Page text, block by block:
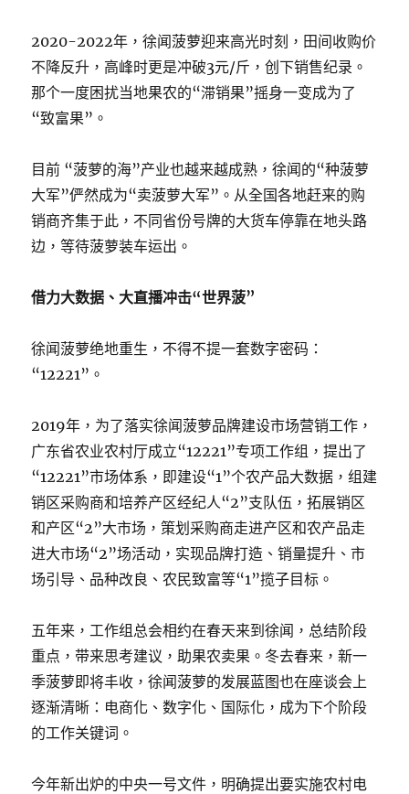
2020-2022年，徐闻菠萝迎来高光时刻，田间收购价
不降反升，高峰时更是冲破3元/斤，创下销售纪录。
那个一度困扰当地果农的“滞销果”摇身一变成为了
“致富果”。
目前 “菠萝的海”产业也越来越成熟，徐闻的“种菠萝
大军”俨然成为“卖菠萝大军”。从全国各地赶来的购
销商齐集于此，不同省份号牌的大货车停靠在地头路
边，等待菠萝装车运出。
借力大数据、大直播冲击“世界菠”
徐闻菠萝绝地重生，不得不提一套数字密码：
“12221”。
2019年，为了落实徐闻菠萝品牌建设市场营销工作，
广东省农业农村厅成立“12221”专项工作组，提出了
“12221”市场体系，即建设“1”个农产品大数据，组建
销区采购商和培养产区经纪人“2”支队伍，拓展销区
和产区“2”大市场，策划采购商走进产区和农产品走
进大市场“2”场活动，实现品牌打造、销量提升、市
场引导、品种改良、农民致富等“1”揽子目标。
五年来，工作组总会相约在春天来到徐闻，总结阶段
重点，带来思考建议，助果农卖果。冬去春来，新一
季菠萝即将丰收，徐闻菠萝的发展蓝图也在座谈会上
逐渐清晰：电商化、数字化、国际化，成为下个阶段
的工作关键词。
今年新出炉的中央一号文件，明确提出要实施农村电